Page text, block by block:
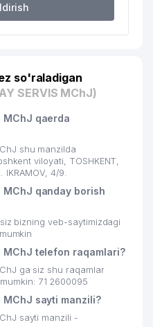
so'raladigan
SERVIS MChJ)
MChJ qaerda
shu manzilda
viloyati, TOSHKENT,
IKRAMOV, 4/9.
MChJ qanday borish
bizning veb-saytimizdagi
MChJ telefon raqamlari?
ga siz shu raqamlar
71 2600095
MChJ sayti manzili?
sayti manzili -